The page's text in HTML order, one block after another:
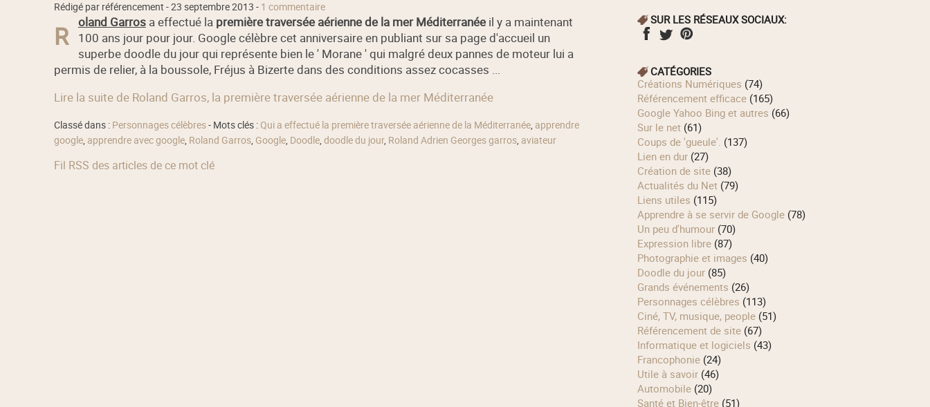
Rédigé par référencement -23 septembre 2013 - 1 commentaire
R oland Garrosa effectué la première traversée aérienne de la mer Méditerranéeil y a maintenant
100 ans jour pour jour. Google célèbre cet anniversaire en publiant sur sa page d'accueil un
superbe doodle du jour qui représente bien le ' Morane ' qui malgré deux pannes de moteur lui a
permis de relier, à la boussole, Fréjus à Bizerte dans des conditions assez cocasses ...
Lire la suite de Roland Garros, la première traversée aérienne de la mer Méditerranée
Classé dans : Personnages célèbres- Mots clés :Qui a effectué la première traversée aérienne de la Méditerranée, apprendre
google, apprendre avec google, Roland Garros, Google, Doodle, doodle du jour, Roland Adrien Georges garros, aviateur
Fil RSS des articles de ce mot clé
SUR LES RÉSEAUX SOCIAUX:
CATÉGORIES
Créations Numériques (74)
Référencement efficace(165)
Google Yahoo Bing et autres (66)
Sur le net(61)
Coups de 'gueule'. (137)
Lien en dur(27)
Création de site(38)
Actualités du Net(79)
Liens utiles (115)
Apprendre à se servir de Google(78)
Un peu d'humour(70)
Expression libre(87)
Photographie et images (40)
Doodle du jour(85)
Grands événements (26)
Personnages célèbres (113)
Ciné, TV, musique, people(51)
Référencement de site(67)
Informatique et logiciels (43)
Francophonie(24)
Utile à savoir(46)
Automobile(20)
Santé et Bien-être(51)